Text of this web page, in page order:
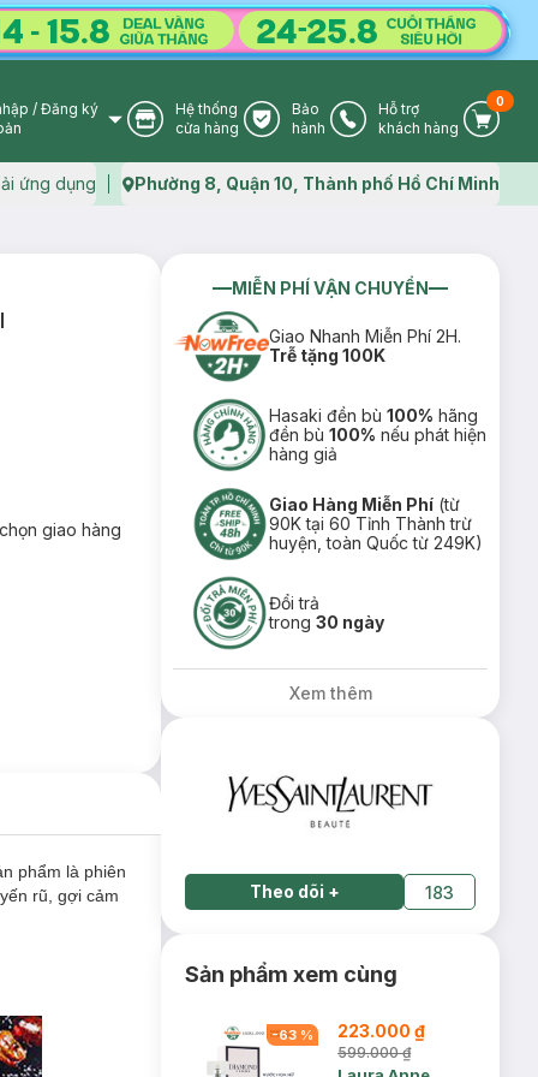
User Icon
/ Đăng ký
Store Icon
Hệ thống
cửa hàng
Warranty Icon
Bảo
hành
Phone Icon
Hỗ trợ
khách hàng
Cart
0
ứng dụng Map icon
Phường 8, Quận 10, Thành phố Hồ Chí Minh
giao hàng
phẩm là phiên
rũ, gợi cảm
MIỄN PHÍ VẬN CHUYỂN
Giao Nhanh Miễn Phí 2H.
Trễ tặng 100K
Hasaki đền bù100% hãng
đền bù100% nếu phát hiện
hàng giả
Giao Hàng Miễn Phí (từ
90K tại 60 Tỉnh Thành trừ
huyện, toàn Quốc từ 249K)
Đổi trả
trong30 ngày
Xem thêm
Theo dõi + 183
Sản phẩm xem cùng
-63 % 223.000 ₫
599.000 ₫